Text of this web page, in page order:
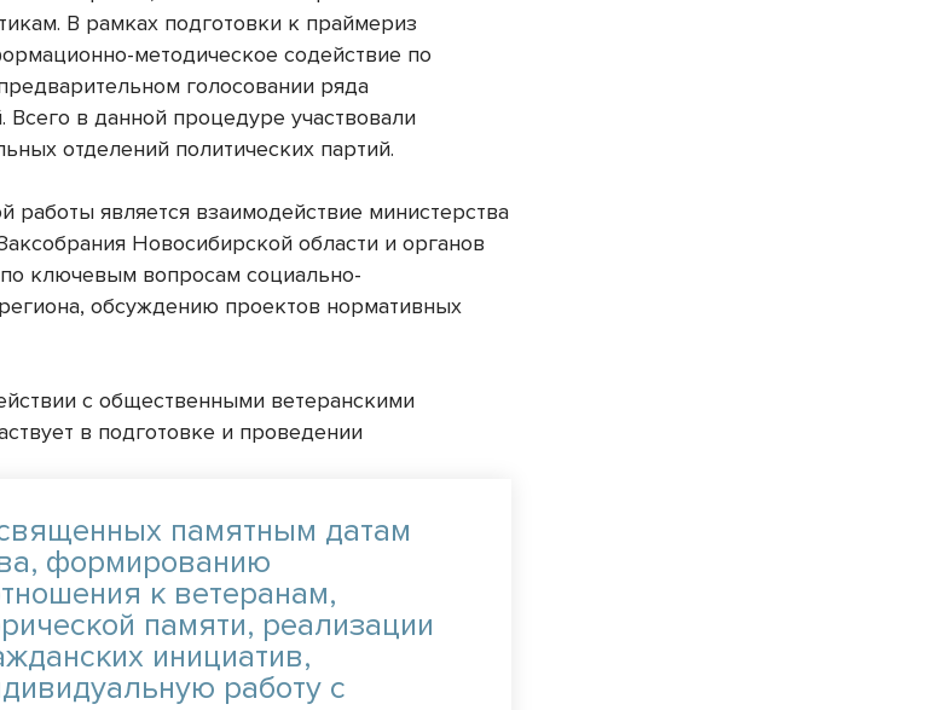
В рамках подготовки к праймериз
методическое содействие по
голосовании ряда
Всего в данной процедуре участвовали
отделений политических партий.
является взаимодействие министерства
Новосибирской области и органов
ключевым вопросам социально-
обсуждению проектов нормативных
с общественными ветеранскими
в подготовке и проведении
памятным датам
формированию
к ветеранам,
памяти, реализации
инициатив,
работу с